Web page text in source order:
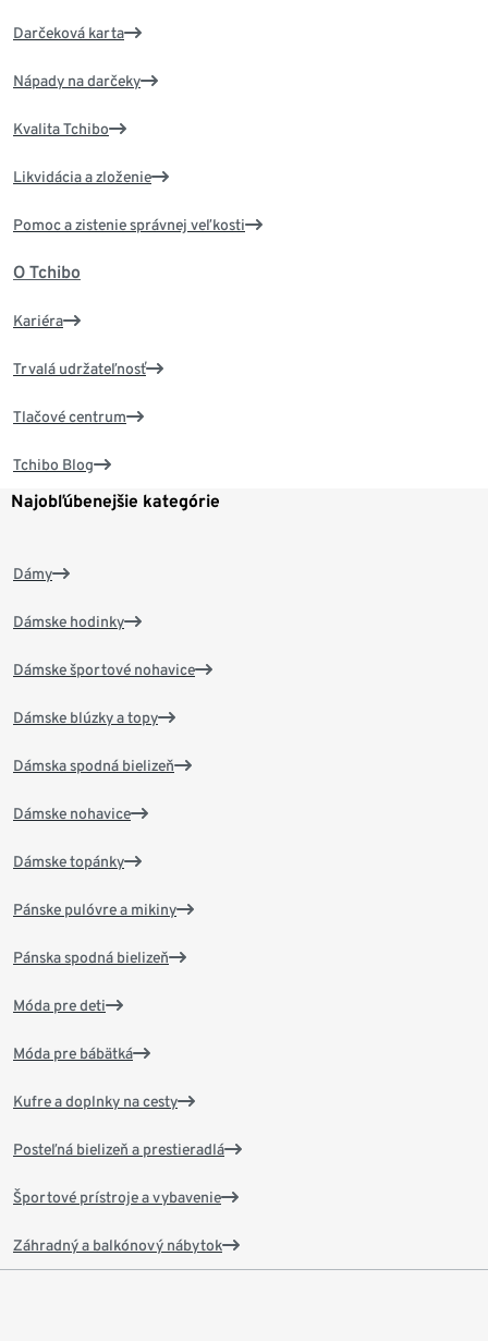
Darčeková karta
Nápady na darčeky
Kvalita Tchibo
Likvidácia a zloženie
Pomoc a zistenie správnej veľkosti
O Tchibo
Kariéra
Trvalá udržateľnosť
Tlačové centrum
Tchibo Blog
Najobľúbenejšie kategórie
Dámy
Dámske hodinky
Dámske športové nohavice
Dámske blúzky a topy
Dámska spodná bielizeň
Dámske nohavice
Dámske topánky
Pánske pulóvre a mikiny
Pánska spodná bielizeň
Móda pre deti
Móda pre bábätká
Kufre a doplnky na cesty
Posteľná bielizeň a prestieradlá
Športové prístroje a vybavenie
Záhradný a balkónový nábytok